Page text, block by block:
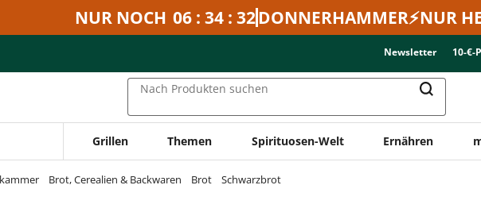
NUR NOCH 06 : 34 : 32DONNERHAMMER⚡NUR
Newsletter 10-€-
Nach Produkten suchen
Grillen Themen Spirituosen-Welt Ernähren
Brot, Cerealien & Backwaren Brot Schwarzbrot